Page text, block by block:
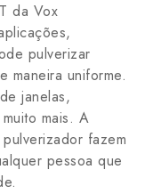
da Vox
pulverizar
maneira uniforme.
janelas,
mais. A
fazem
pessoa que